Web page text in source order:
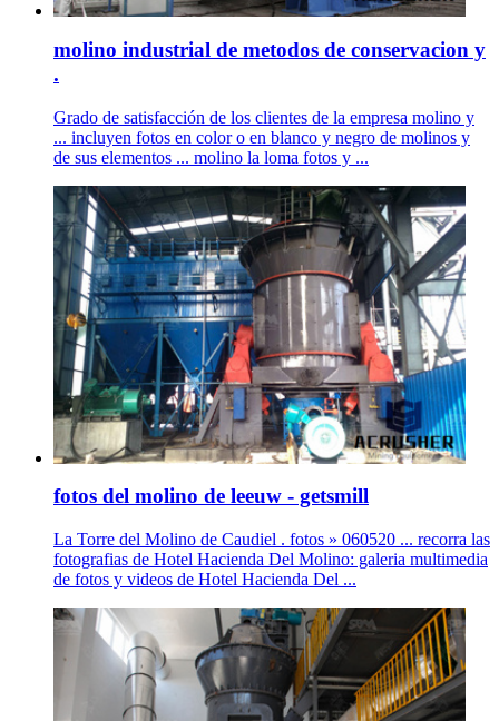
molino industrial de metodos de conservacion y
.
Grado de satisfacción de los clientes de la empresa molino y
... incluyen fotos en color o en blanco y negro de molinos y
de sus elementos ... molino la loma fotos y ...
fotos del molino de leeuw - getsmill
La Torre del Molino de Caudiel . fotos » 060520 ... recorra las
fotografias de Hotel Hacienda Del Molino: galeria multimedia
de fotos y videos de Hotel Hacienda Del ...